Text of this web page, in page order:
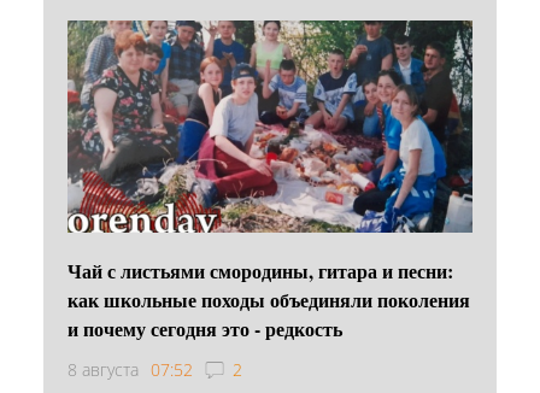
Чай с листьями смородины, гитара и песни:
как школьные походы объединяли поколения
и почему сегодня это - редкость
8 августа 07:52 2